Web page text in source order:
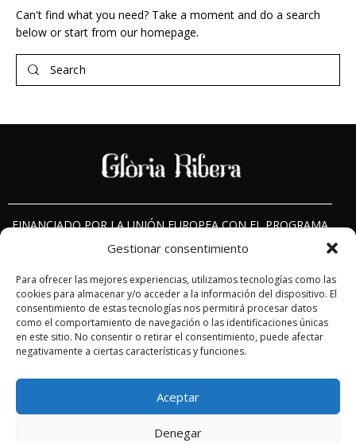
Gestionar consentimiento
Para ofrecer las mejores experiencias, utilizamos tecnologías como las
cookies para almacenar y/o acceder a la información del dispositivo. El
consentimiento de estas tecnologías nos permitirá procesar datos
como el comportamiento de navegación o las identificaciones únicas
en este sitio. No consentir o retirar el consentimiento, puede afectar
negativamente a ciertas características y funciones.
Aceptar
Denegar
Can't find what you need? Take a moment and do a search
below or start from our homepage.
FINANCIADO POR LA UNIÓN EUROPEA CON EL PROGRAMA
KIT DIGITAL POR LOS FONDOS NEXT GENERATION (EU) DEL
© 2025 Diseño web realizado porXpandex